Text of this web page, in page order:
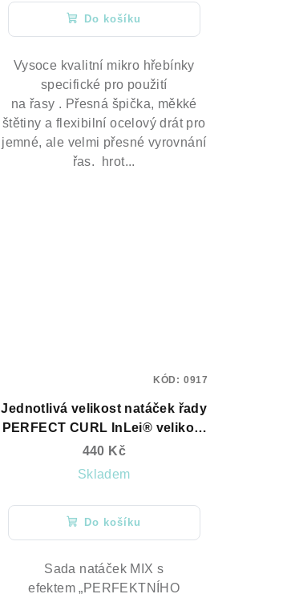
Do košíku
Vysoce kvalitní mikro hřebínky
specifické pro použití
na řasy . Přesná špička, měkké
štětiny a flexibilní ocelový drát pro
jemné, ale velmi přesné vyrovnání
řas. hrot...
Jednotlivá velikost natáček řady
PERFECT CURL InLei® velikost
S
440 Kč
Skladem
Do košíku
Sada natáček MIX s
efektem „PERFEKTNÍHO
KÓD: 0917